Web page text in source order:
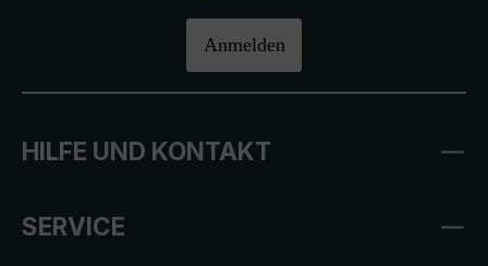
Anmelden
HILFE UND KONTAKT
SERVICE